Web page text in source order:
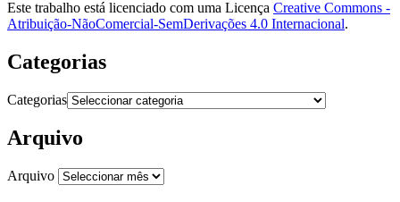
Este trabalho está licenciado com uma Licença Creative Commons -
Atribuição-NãoComercial-SemDerivações 4.0 Internacional.
Categorias
Categorias
Arquivo
Arquivo